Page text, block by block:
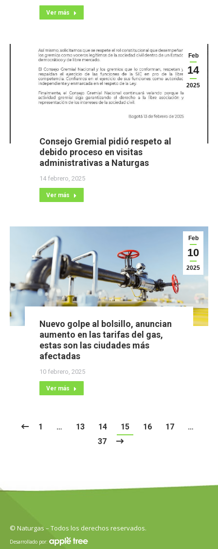
Ver más
Feb
14
2025
Consejo Gremial pidió respeto al
debido proceso en visitas
administrativas a Naturgas
14 febrero, 2025
Ver más
Feb
10
2025
Nuevo golpe al bolsillo, anuncian
aumento en las tarifas del gas,
estas son las ciudades más
afectadas
10 febrero, 2025
Ver más
1 … 13 14 15 16 17
…
37
© Naturgas – Todos los derechos reservados.
Desarrollado por: